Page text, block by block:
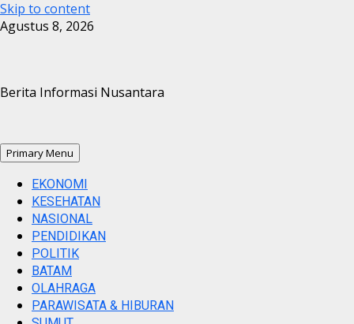
Skip to content
Agustus 8, 2026
Berita Informasi Nusantara
Primary Menu
EKONOMI
KESEHATAN
NASIONAL
PENDIDIKAN
POLITIK
BATAM
OLAHRAGA
PARAWISATA & HIBURAN